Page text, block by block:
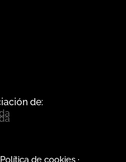
de:
Política de cookies ·